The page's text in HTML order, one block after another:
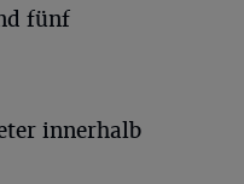
fünf
innerhalb